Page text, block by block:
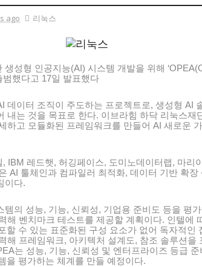
ago 리눅스
성형 인공지능(AI) 시스템 개발을 위해
범했다고 17일 발표했다
데이터 조직이 주도하는 프로젝트로, 생성형 AI
내는 것을 목표로 한다. 이브라힘 하닥 리눅스재
하고 모듈화된 프레임워크를 만들어 AI 새로운
IBM 레드햇, 허깅페이스, 도미노데이터랩, 마리
AI 툴체인과 컴파일러 최적화, 데이터 기반 확장
이다.
템의 성능, 기능, 신뢰성, 기업용 준비도 등을 평
해 벤치마크 테스트를 제공할 계획이다. 인텔에
할 수 있는 표준화된 구성 요소가 없어 독자적인
해 프레임워크, 아키텍처 설계도, 참조 솔루션을
는 성능, 기능, 신뢰성 및 엔터프라이즈 등급
을 평가하는 체계를 만들 예정이다.